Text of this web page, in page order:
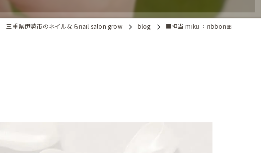
三重県伊勢市のネイルならnail salon grow blog ■担当 miku ：ribbon🎀